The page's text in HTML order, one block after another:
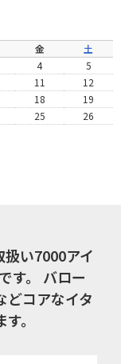
金
土
4
5
11
12
18
19
25
26
い7000アイ
。
バロー
どコアなイタ
。